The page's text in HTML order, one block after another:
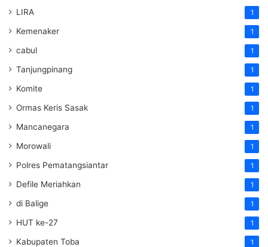
LIRA 1
Kemenaker 1
cabul 1
Tanjungpinang 1
Komite 1
Ormas Keris Sasak 1
Mancanegara 1
Morowali 1
Polres Pematangsiantar 1
Defile Meriahkan 1
di Balige 1
HUT ke-27 1
Kabupaten Toba 1